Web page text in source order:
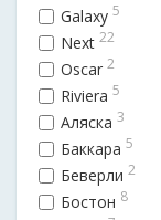
Galaxy 5
Next 22
Oscar 2
Riviera 5
Аляска 3
Баккара 5
Беверли 2
Бостон 8